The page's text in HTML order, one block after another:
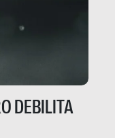
DEBILITA